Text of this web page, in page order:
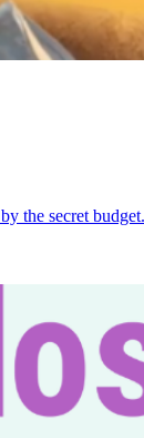
the secret budget.